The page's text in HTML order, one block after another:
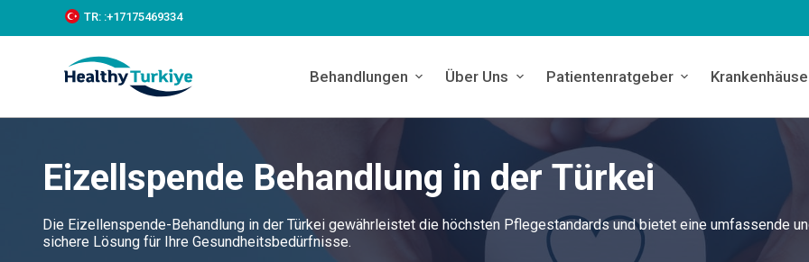
k
c
TR: :+‪17175469334‬
Behandlungen Über Uns Patientenratgeber
Eizellspende Behandlung in der Türkei
Die Eizellenspende-Behandlung in der Türkei gewährleistet die höchsten Pflegestandards und bietet eine umfassende
sichere Lösung für Ihre Gesundheitsbedürfnisse.